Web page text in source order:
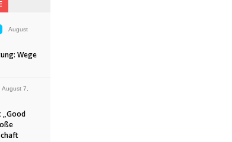
August
Wege
August 7,
„Good